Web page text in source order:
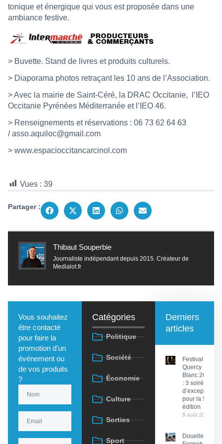
tonique et énergique qui vous est proposée dans une
ambiance festive.
> Buvette. Stand de livres et produits culturels.
> Diaporama photos retraçant les 10 ans de l’Association.
> Avec la mairie de Saint-Céré, la DRAC Occitanie, l’IEO
Occitanie Pyrénées Méditerranée et l’IEO 46.
> Renseignements et réservations : 06 73 62 64 63
/asso.aquiloc@gmail.com
> www.espacioccitancarcinol.com
Vues : 39
Partager :
Thibaut Souperbie
Journaliste indépendant depuis 2015. Créateur de
Medialot.fr
Vous souhaitez
être contacté
pour faire la
promotion d'un
événement ou
de vos produits
?
Catégories
Politique
Société
Économie
Culture
Sorties
Sport
Derniers
articles
Festival du
Quercy
Blanc 2026
: 3 soirées
d’exception
pour la 58e
édition
8 août 2026
Douelle :